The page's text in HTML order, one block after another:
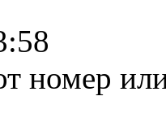
номер